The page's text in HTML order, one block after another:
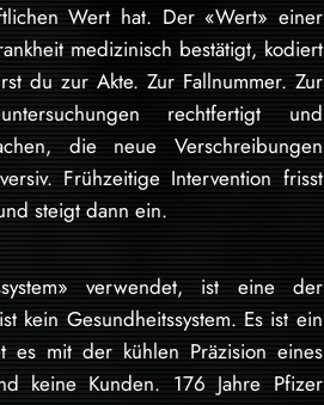
Wert hat. Der «Wert» einer
medizinisch bestätigt, kodiert
du zur Akte. Zur Fallnummer. Zur
rechtfertigt und
die neue Verschreibungen
Frühzeitige Intervention frisst
steigt dann ein.
verwendet, ist eine der
kein Gesundheitssystem. Es ist ein
es mit der kühlen Präzision eines
keine Kunden. 176 Jahre Pfizer